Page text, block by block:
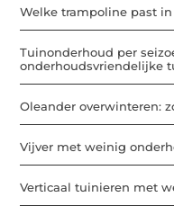
Welke trampoline past
Tuinonderhoud per
onderhoudsvriendelijke
Oleander overwinteren:
Vijver met weinig
Verticaal tuinieren met